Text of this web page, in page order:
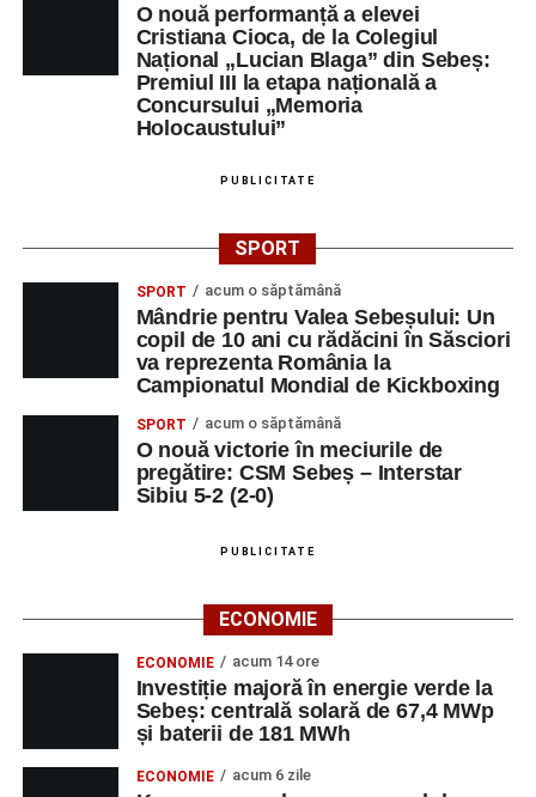
O nouă performanță a elevei
Cristiana Cioca, de la Colegiul
Național „Lucian Blaga” din Sebeș:
Premiul III la etapa națională a
Concursului „Memoria
Holocaustului”
PUBLICITATE
SPORT
SPORT acum o săptămână
Mândrie pentru Valea Sebeșului: Un
copil de 10 ani cu rădăcini în Săsciori
va reprezenta România la
Campionatul Mondial de Kickboxing
SPORT acum o săptămână
O nouă victorie în meciurile de
pregătire: CSM Sebeș – Interstar
Sibiu 5-2 (2-0)
PUBLICITATE
ECONOMIE
ECONOMIE acum 14 ore
Investiție majoră în energie verde la
Sebeș: centrală solară de 67,4 MWp
și baterii de 181 MWh
ECONOMIE acum 6 zile